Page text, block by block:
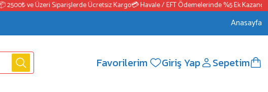
ve Üzeri Siparişlerde Ücretsiz Kargo💳 Havale / EFT Ödemelerinde %5 Ek Kazanç
Anasayfa
Favorilerim Giriş Yap Sepetim